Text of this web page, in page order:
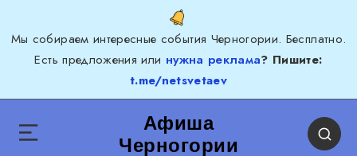
Мы собираем интересные события Черногории. Бесплатно.
Есть предложения или нужна реклама? Пишите:
t.me/netsvetaev
Афиша
Черногории